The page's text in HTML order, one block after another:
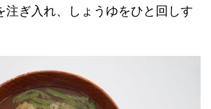
注ぎ入れ、しょうゆをひと回しす